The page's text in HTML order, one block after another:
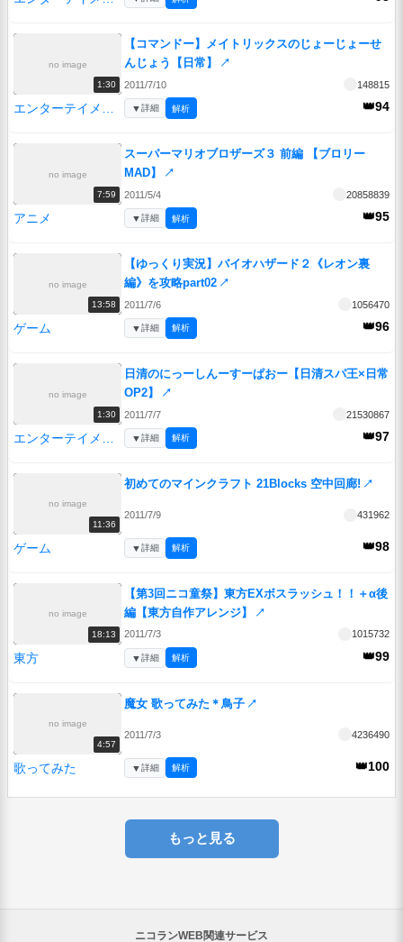
no image
1:30
【コマンドー】メイトリックスのじょーじょーせ
んじょう【日常】
↗
2011/7/10 148815
エンターテイメント 👑94
▼詳細 解析
no image
7:59
スーパーマリオブロザーズ３ 前編 【ブロリー
MAD】
↗
2011/5/4 20858839
アニメ 👑95
▼詳細 解析
no image
13:58
【ゆっくり実況】バイオハザード２《レオン裏
編》を攻略part02 ↗
2011/7/6 1056470
ゲーム 👑96
▼詳細 解析
no image
1:30
日清のにっーしんーすーぱおー【日清スパ王×日常
OP2】
↗
2011/7/7 21530867
👑97
▼詳細 解析
no image
11:36
初めてのマインクラフト 21Blocks 空中回廊! ↗
2011/7/9 431962
ゲーム 👑98
▼詳細 解析
no image
18:13
【第3回ニコ童祭】東方EXボスラッシュ！！＋α後
編【東方自作アレンジ】
↗
2011/7/3 1015732
東方 👑99
▼詳細 解析
no image
4:57
魔女 歌ってみた＊鳥子 ↗
2011/7/3 4236490
歌ってみた 👑100
▼詳細 解析
もっと見る
ニコランWEB関連サービス